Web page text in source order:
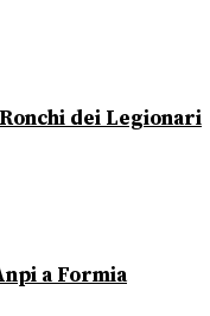
dei Legionari
a Formia